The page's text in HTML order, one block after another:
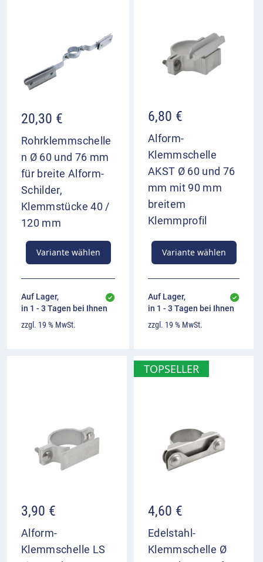
20,30 €
Rohrklemmschelle
n Ø 60 und 76 mm
für breite Alform-
Schilder,
Klemmstücke 40 /
120 mm
Variante wählen
Auf Lager,
in 1 - 3 Tagen bei Ihnen
zzgl. 19 % MwSt.
6,80 €
Alform-
Klemmschelle
AKST Ø 60 und 76
mm mit 90 mm
breitem
Klemmprofil
Variante wählen
Auf Lager,
in 1 - 3 Tagen bei Ihnen
zzgl. 19 % MwSt.
3,90 €
Alform-
Klemmschelle LS
TOPSELLER
4,60 €
Edelstahl-
Klemmschelle Ø